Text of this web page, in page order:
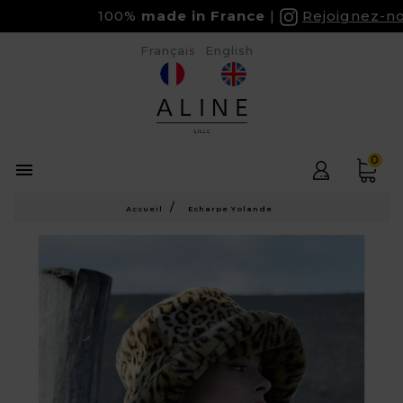
100%made in France Rejoignez-
 0
Français English
Accueil Echarpe Yolande